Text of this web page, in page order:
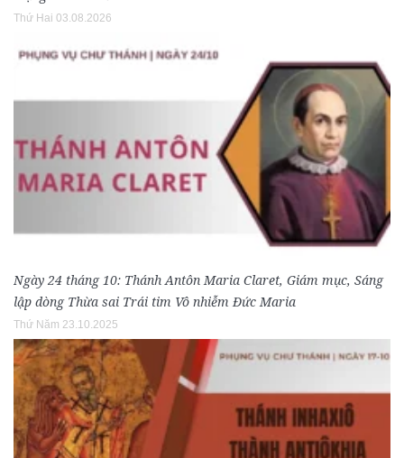
Thứ Hai 03.08.2026
Ngày 24 tháng 10: Thánh Antôn Maria Claret, Giám mục, Sáng
lập dòng Thừa sai Trái tim Vô nhiễm Đức Maria
Thứ Năm 23.10.2025